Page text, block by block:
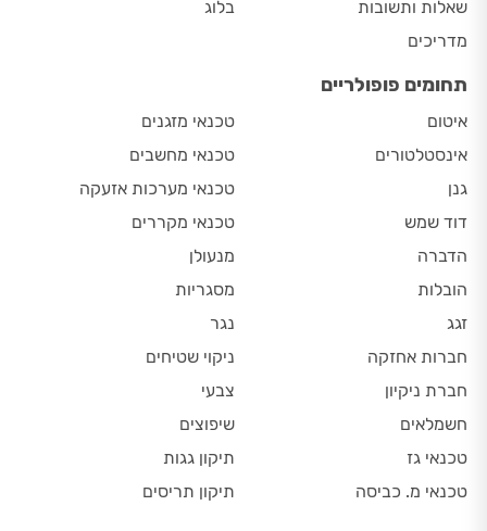
שאלות ותשובות
מדריכים
בלוג
תחומים פופולריים
איטום
אינסטלטורים
גנן
דוד שמש
הדברה
הובלות
זגג
חברות אחזקה
חברת ניקיון
חשמלאים
טכנאי גז
טכנאי מ. כביסה
טכנאי מזגנים
טכנאי מחשבים
טכנאי מערכות אזעקה
טכנאי מקררים
מנעולן
מסגריות
נגר
ניקוי שטיחים
צבעי
שיפוצים
תיקון גגות
תיקון תריסים